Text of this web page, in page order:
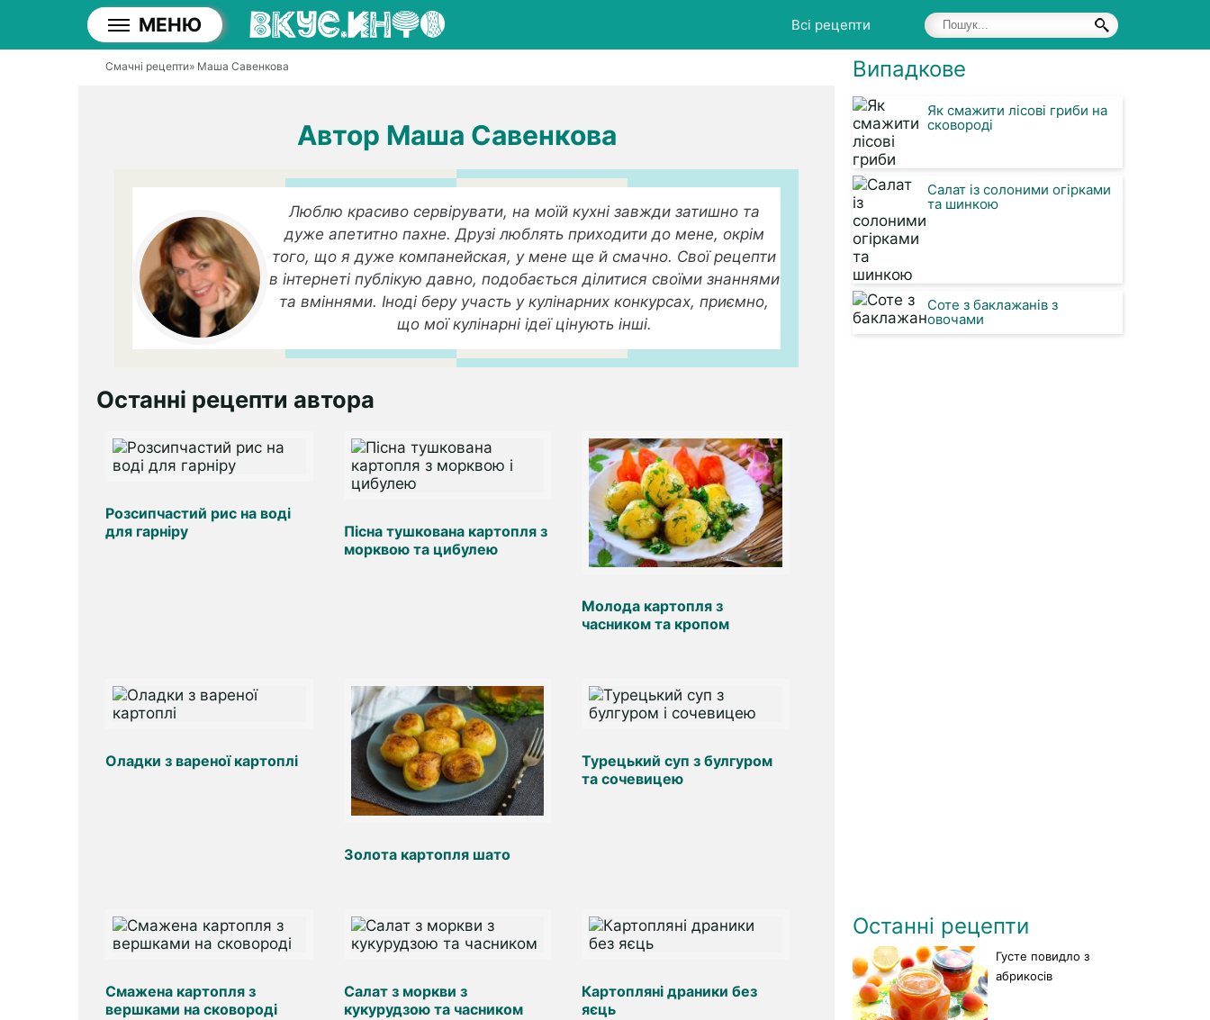
МЕНЮ Всі рецепти
Смачні рецепти» Маша Савенкова
Автор Маша Савенкова
Люблю красиво сервірувати, на моїй кухні завжди затишно та
дуже апетитно пахне. Друзі люблять приходити до мене, окрім
того, що я дуже компанейская, у мене ще й смачно. Свої рецепти
в інтернеті публікую давно, подобається ділитися своїми знаннями
та вміннями. Іноді беру участь у кулінарних конкурсах, приємно,
що мої кулінарні ідеї цінують інші.
Останні рецепти автора
Розсипчастий рис на воді
для гарніру
Пісна тушкована картопля з
морквою та цибулею
Молода картопля з
часником та кропом
Оладки з вареної картоплі
Золота картопля шато
Турецький суп з булгуром
та сочевицею
Смажена картопля з
вершками на сковороді
Салат з моркви з
кукурудзою та часником
Картопляні драники без
яєць
Випадкове
Як смажити лісові гриби на
сковороді
Салат із солоними огірками
та шинкою
Соте з баклажанів з
овочами
Останні рецепти
Густе повидло з
абрикосів